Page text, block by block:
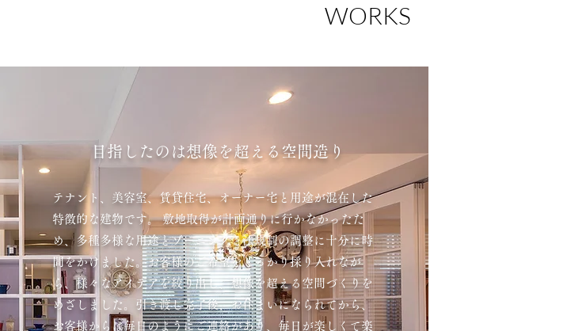
WORKS
目指したのは想像を超える空間造り​
テナント、美容室、賃貸住宅、オーナー宅と用途が混在した
特徴的な建物です。 敷地取得が計画通りに行かなかったた
め、多種多様な用途とゾーニングと法規制の調整に十分に時
間をかけました。お客様のご希望をしっかり採り入れなが
ら、様々なアイデアを絞り出し、想像を超える空間づくりを
めざしました。引き渡し完了後、お住まいになられてから、
お客様からは毎日のようにご連絡があり、毎日が楽しくて楽